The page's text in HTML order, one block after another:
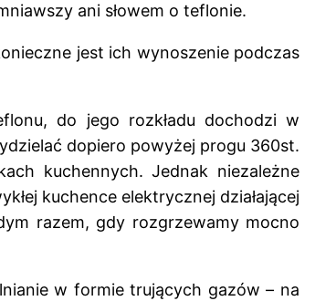
ani słowem o teflonie.
jest ich wynoszenie podczas
do jego rozkładu dochodzi w
dopiero powyżej progu 360st.
kuchennych. Jednak niezależne
kuchence elektrycznej działającej
razem, gdy rozgrzewamy mocno
w formie trujących gazów – na